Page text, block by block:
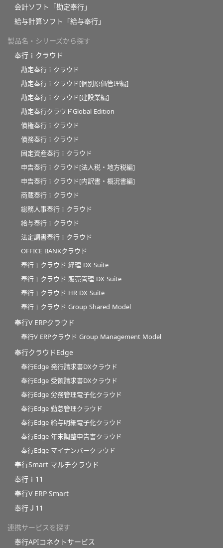
会計ソフト「勘定奉行」
給与計算ソフト「給与奉行」
製品名・シリーズから探す
奉行ｉクラウド
勘定奉行ｉクラウド
勘定奉行ｉクラウド[個別原価管理編]
勘定奉行ｉクラウド[建設業編]
勘定奉行クラウドGlobal Edition
債権奉行ｉクラウド
債務奉行ｉクラウド
固定資産奉行ｉクラウド
申告奉行ｉクラウド[法人税・地方税編]
申告奉行ｉクラウド[内訳書・概況書編]
商蔵奉行ｉクラウド
総務人事奉行ｉクラウド
給与奉行ｉクラウド
法定調書奉行ｉクラウド
OFFICE BANKクラウド
奉行ｉクラウド 経理 DX Suite
奉行ｉクラウド 販売管理 DX Suite
奉行ｉクラウド HR DX Suite
奉行ｉクラウド Group Shared Model
奉行V ERPクラウド
奉行V ERPクラウド Group Management Model
奉行クラウドEdge
奉行Edge 発行請求書DXクラウド
奉行Edge 受領請求書DXクラウド
奉行Edge 労務管理電子化クラウド
奉行Edge 勤怠管理クラウド
奉行Edge 給与明細電子化クラウド
奉行Edge 年末調整申告書クラウド
奉行Edge マイナンバークラウド
奉行Smart マルチクラウド
奉行ｉ11
奉行V ERP Smart
奉行Ｊ11
連携サービスを探す
奉行APIコネクトサービス